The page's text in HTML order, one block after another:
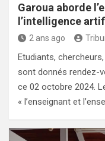
Garoua aborde
l’intelligence
2 ans ago
Etudiants,
sont donnés rendez-
ce 02 octobre 2024.
« l’enseignant et